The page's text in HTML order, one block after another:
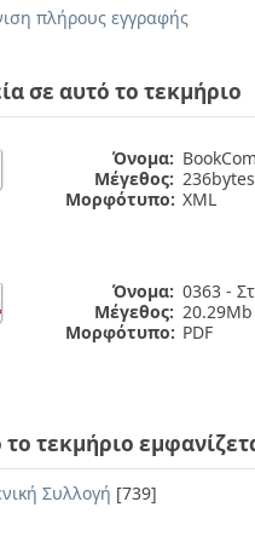
πλήρους εγγραφής
σε αυτό το τεκμήριο
Όνομα:
Μέγεθος: 236bytes
Μορφότυπο: XML
Όνομα: 0363 -
Μέγεθος: 20.29Mb
Μορφότυπο: PDF
το τεκμήριο
Συλλογή [739]